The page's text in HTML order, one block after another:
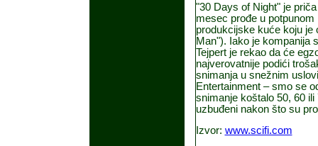
"30 Days of Night" je
mesec prođe u
produkcijske kuće koju je
Man"). Iako je kompanija
Tejpert je rekao da će
najverovatnije podići
snimanja u snežnim
Entertainment – smo se
snimanje koštalo 50, 60 ili
uzbuđeni nakon što su
Izvor: www.scifi.com